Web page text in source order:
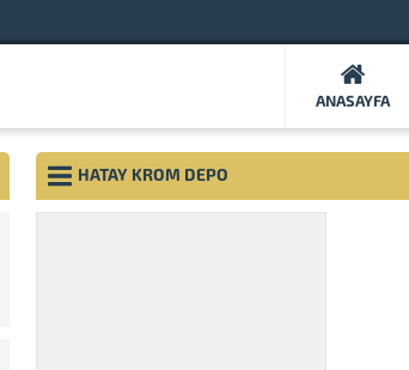
ANASAYFA
HATAY KROM DEPO